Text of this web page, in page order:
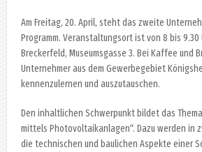
Am Freitag, 20. April, steht das zweite
Programm. Veranstaltungsort ist von 8 bis 9.30
Breckerfeld, Museumsgasse 3. Bei Kaffee und
Unternehmer aus dem Gewerbegebiet
kennenzulernen und auszutauschen.
Den inhaltlichen Schwerpunkt bildet das
mittels Photovoltaikanlagen“. Dazu werden in
die technischen und baulichen Aspekte einer